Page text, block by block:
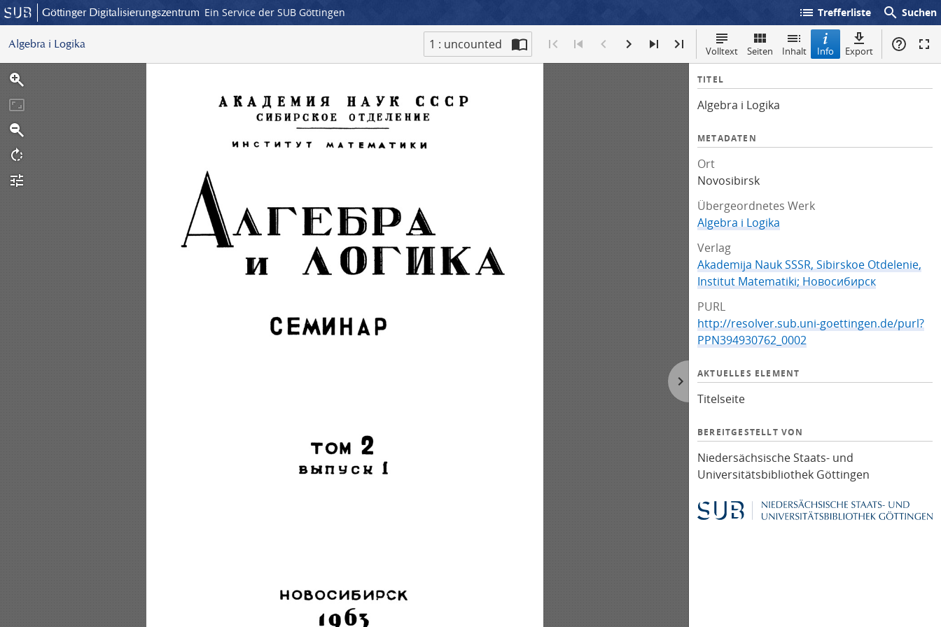
Göttinger Digitalisierungszentrum Ein Service der SUB Göttingen list Trefferliste search Suchen
Algebra i Logika 1 : uncounted Volltext Seiten Inhalt Info Export
I
f
TITEL
Algebra i Logika
METADATEN
Ort
Novosibirsk
Übergeordnetes Werk
Algebra i Logika
Verlag
Akademija Nauk SSSR, Sibirskoe Otdelenie,
Institut Matematiki; Новосибирск
PURL
http://resolver.sub.uni-goettingen.de/purl?
PPN394930762_0002
AKTUELLES ELEMENT
Titelseite
BEREITGESTELLT VON
Niedersächsische Staats- und
Universitätsbibliothek Göttingen